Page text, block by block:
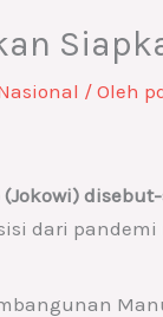
/ Oleh
(Jokowi)
dari